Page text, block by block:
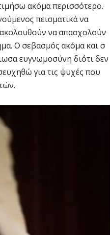
ακόμα περισσότερο.
πεισματικά να
να απασχολούν
Ο σεβασμός ακόμα και σ
ευγνωμοσύνη διότι δεν
για τις ψυχές που